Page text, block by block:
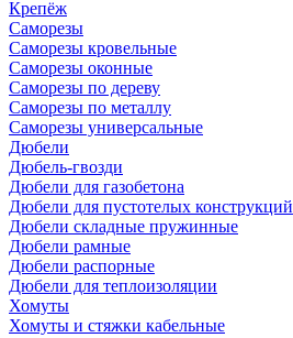
Крепёж
Саморезы
Саморезы кровельные
Саморезы оконные
Саморезы по дереву
Саморезы по металлу
Саморезы универсальные
Дюбели
Дюбель-гвозди
Дюбели для газобетона
Дюбели для пустотелых конструкций
Дюбели складные пружинные
Дюбели рамные
Дюбели распорные
Дюбели для теплоизоляции
Хомуты
Хомуты и стяжки кабельные